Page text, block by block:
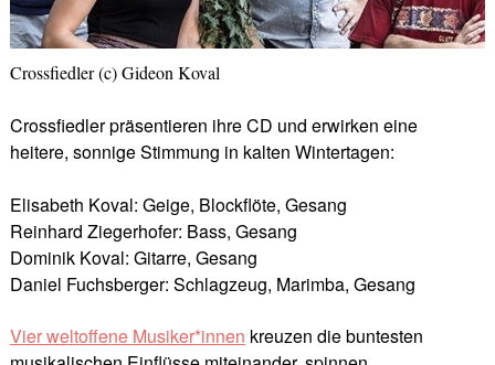
Crossfiedler (c) Gideon Koval
Crossfiedler präsentieren ihre CD und erwirken eine
heitere, sonnige Stimmung in kalten Wintertagen:
Elisabeth Koval: Geige, Blockflöte, Gesang
Reinhard Ziegerhofer: Bass, Gesang
Dominik Koval: Gitarre, Gesang
Daniel Fuchsberger: Schlagzeug, Marimba, Gesang
Vier weltoffene Musiker*innen kreuzen die buntesten